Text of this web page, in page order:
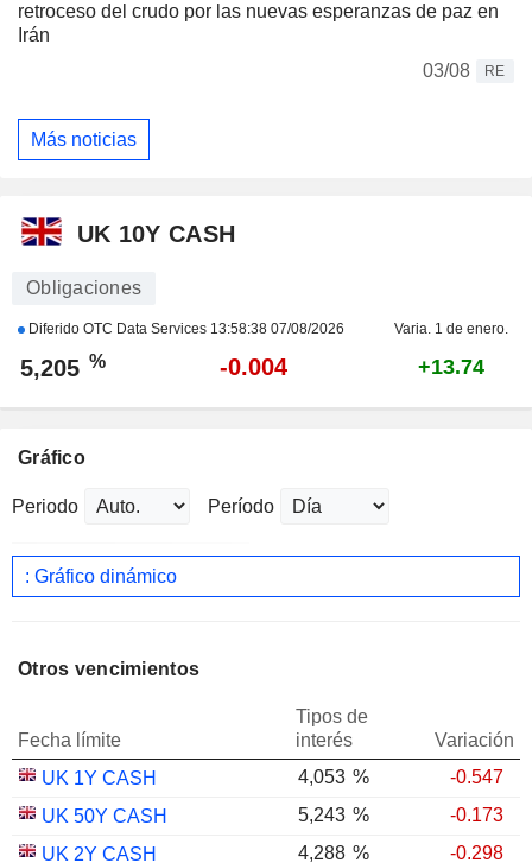
retroceso del crudo por las nuevas esperanzas de paz en
Irán
03/08
RE
Más noticias
UK 10Y CASH
Obligaciones
Diferido OTC Data Services 13:58:38 07/08/2026 Varia. 1 de enero.
5,205 % -0.004 +13.74
Gráfico
Periodo Período
: Gráfico dinámico
Otros vencimientos
Fecha límite
Tipos de
interés
Variación
UK 1Y CASH
4,053 %
-0.547
UK 50Y CASH
5,243 %
-0.173
UK 2Y CASH
4,288 % -0.298